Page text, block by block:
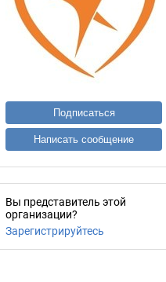
Подписаться
Написать сообщение
Вы представитель этой
организации?
Зарегистрируйтесь